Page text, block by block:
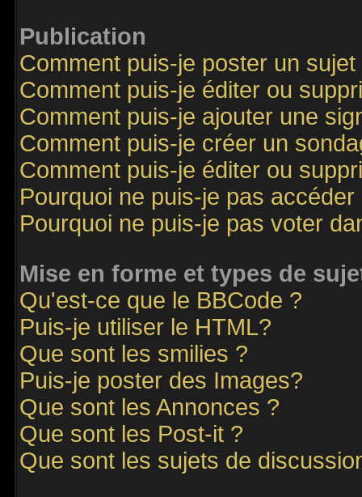
Publication
Comment puis-je poster un
Comment puis-je éditer ou
Comment puis-je ajouter une
Comment puis-je créer un
Comment puis-je éditer ou
Pourquoi ne puis-je pas
Pourquoi ne puis-je pas voter
Mise en forme et types de
Qu'est-ce que le BBCode ?
Puis-je utiliser le HTML?
Que sont les smilies ?
Puis-je poster des Images?
Que sont les Annonces ?
Que sont les Post-it ?
Que sont les sujets de